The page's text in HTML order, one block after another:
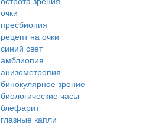
очки
пресбиопия
рецепт на очки
синий свет
амблиопия
анизометропия
бинокулярное зрение
биологические часы
блефарит
глазные капли